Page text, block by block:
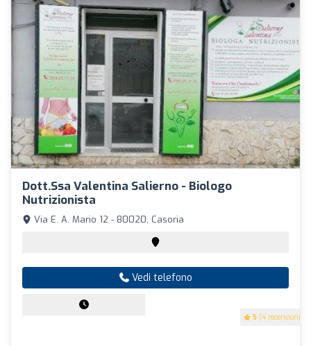
Dott.ssa Valentina Salierno - Biologo
Nutrizionista
5 (4 recensioni)
Via E. A. Mario 12 - 80020, Casoria
Vedi telefono